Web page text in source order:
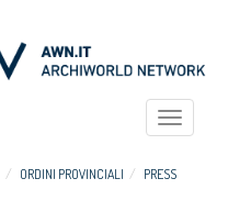
Toggle
ORDINI PROVINCIALI
PRESS